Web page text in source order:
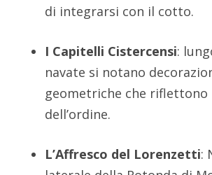
di integrarsi con il cotto.
I Capitelli Cistercensi:
navate si notano
geometriche che riflettono
dell’ordine.
L’Affresco del Lorenzetti: